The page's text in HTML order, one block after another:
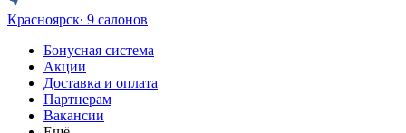
Красноярск∙ 9 салонов
Бонусная система
Акции
Доставка и оплата
Партнерам
Вакансии